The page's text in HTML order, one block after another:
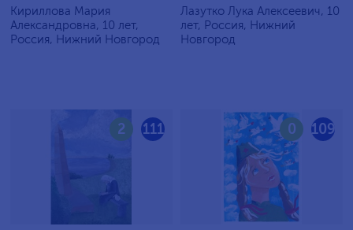
Кириллова Мария
Александровна, 10 лет,
Россия, Нижний Новгород
Лазутко Лука Алексеевич, 10
лет, Россия, Нижний
Новгород
111
2 109
0